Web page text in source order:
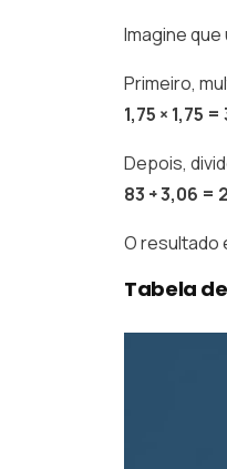
Imagine
Primeiro,
1,75 × 1,75
Depois,
83 ÷ 3,06 =
O resultado
Tabela